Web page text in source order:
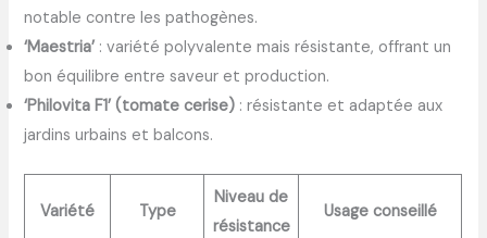
notable contre les pathogènes.
‘Maestria’ : variété polyvalente mais résistante, offrant un
bon équilibre entre saveur et production.
‘Philovita F1’ (tomate cerise) : résistante et adaptée aux
jardins urbains et balcons.
Variété Type
Niveau de
résistance
Usage conseillé